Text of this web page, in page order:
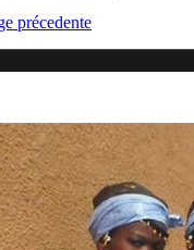
précedente